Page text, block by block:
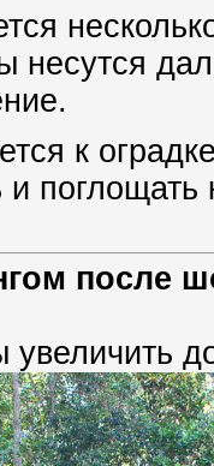
несутся
к
поглощать
после
увеличить